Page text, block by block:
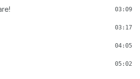
03:09
03:17
04:05
05:02